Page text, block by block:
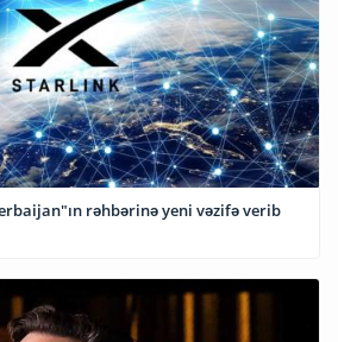
rəhbərinə yeni vəzifə verib